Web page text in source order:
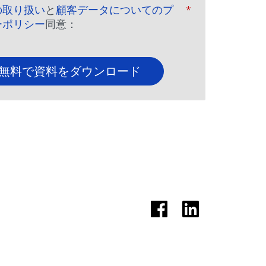
*
り扱いと 顧客データについてのプ
リシー同意：
料で資料をダウンロード